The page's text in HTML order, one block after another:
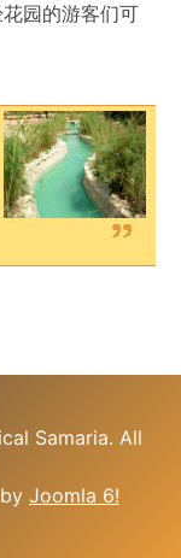
园的游客们可
Samaria. All
Joomla 6!